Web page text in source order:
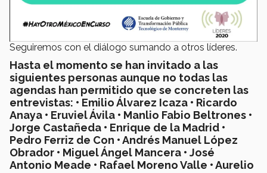
Seguiremos con el diálogo sumando a otros líderes.
Hasta el momento se han invitado a las
siguientes personas aunque no todas las
agendas han permitido que se concreten las
entrevistas: • Emilio Álvarez Icaza • Ricardo
Anaya • Eruviel Ávila • Manlio Fabio Beltrones •
Jorge Castañeda • Enrique de la Madrid •
Pedro Ferriz de Con • Andrés Manuel López
Obrador • Miguel Ángel Mancera • José
Antonio Meade • Rafael Moreno Valle • Aurelio